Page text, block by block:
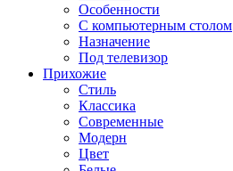
Особенности
С компьютерным столом
Назначение
Под телевизор
Прихожие
Стиль
Классика
Современные
Модерн
Цвет